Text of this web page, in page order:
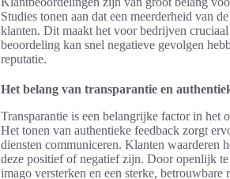
Studies tonen aan dat een meerderheid van
klanten. Dit maakt het voor bedrijven
beoordeling kan snel negatieve gevolgen
reputatie.
Het belang van transparantie en
Transparantie is een belangrijke factor in het
Het tonen van authentieke feedback zorgt
diensten communiceren. Klanten waarderen
deze positief of negatief zijn. Door openlijk
imago versterken en een sterke, betrouwbare